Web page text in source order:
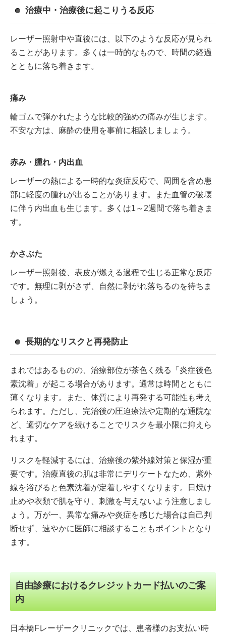
治療中・治療後に起こりうる反応
レーザー照射中や直後には、以下のような反応が見られ
ることがあります。多くは一時的なもので、時間の経過
とともに落ち着きます。
痛み
輪ゴムで弾かれたような比較的強めの痛みが生じます。
不安な方は、麻酔の使用を事前に相談しましょう。
赤み・腫れ・内出血
レーザーの熱による一時的な炎症反応で、周囲を含め患
部に軽度の腫れが出ることがあります。また血管の破壊
に伴う内出血も生じます。多くは1～2週間で落ち着きま
す。
かさぶた
レーザー照射後、表皮が燃える過程で生じる正常な反応
です。無理に剥がさず、自然に剥がれ落ちるのを待ちま
しょう。
長期的なリスクと再発防止
まれではあるものの、治療部位が茶色く残る「炎症後色
素沈着」が起こる場合があります。通常は時間とともに
薄くなります。また、体質により再発する可能性も考え
られます。ただし、完治後の圧迫療法や定期的な通院な
ど、適切なケアを続けることでリスクを最小限に抑えら
れます。
リスクを軽減するには、治療後の紫外線対策と保湿が重
要です。治療直後の肌は非常にデリケートなため、紫外
線を浴びると色素沈着が定着しやすくなります。日焼け
止めや衣類で肌を守り、刺激を与えないよう注意しまし
ょう。万が一、異常な痛みや炎症を感じた場合は自己判
断せず、速やかに医師に相談することもポイントとなり
ます。
自由診療におけるクレジットカード払いのご案
内
日本橋Fレーザークリニックでは、患者様のお支払い時